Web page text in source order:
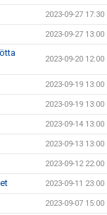
2023-09-27 17:30
2023-09-27 13:00
2023-09-20 12:00
2023-09-19 13:00
2023-09-19 13:00
2023-09-14 13:00
2023-09-13 13:00
2023-09-12 22:00
2023-09-11 23:00
2023-09-07 15:00